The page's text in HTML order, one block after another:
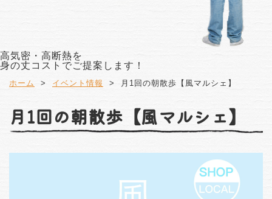
高気密・高断熱を
身の丈コストでご提案します！
ホーム イベント情報 月1回の朝散歩【風マルシェ】
月1回の朝散歩【風マルシェ】